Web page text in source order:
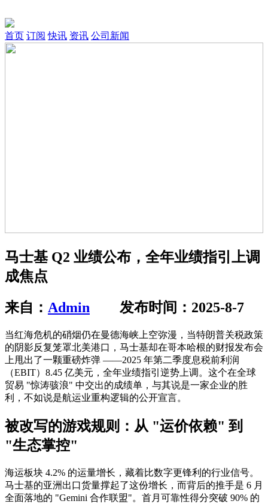
首页 订阅 快讯 资讯 公司新闻
马士基 Q2 业绩公布，全年业绩指引上调
成焦点
来自： Admin 发布时间：2025-8-7
当红海危机的硝烟仍在曼德海峡上空弥漫，当特朗普关税政策
的阴影反复笼罩北美港口，马士基却在哥本哈根的财报发布会
上甩出了一颗重磅炸弹 ——2025 年第二季度息税前利润
（EBIT）8.45 亿美元，全年业绩指引逆势上调。这个在全球
贸易 "惊涛骇浪" 中交出的成绩单，与其说是一家企业的胜
利，不如说是航运业重构逻辑的公开宣言。
被改写的游戏规则：从 "运价依赖" 到
"生态掌控"
海运板块 4.2% 的运量增长，藏着比数字更锋利的行业信号。
马士基的亚洲出口货量撑起了这份增长，而背后的推手是 6 月
全面落地的 "Gemini 合作联盟"。首月可靠性得分突破 90% 的